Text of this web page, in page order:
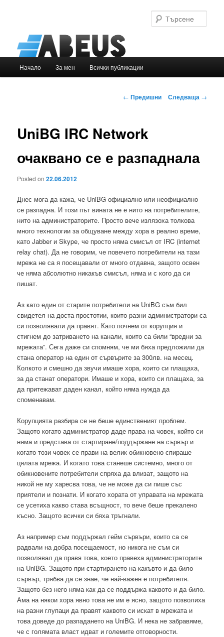
Към
Начало За мен Всички публикации
Навигация
← Предишни Следваща →
UniBG IRC Network
очаквано се е разпаднала
Posted on22.06.2012
Днес мога да кажа, че UniBG официално или неофициално
се разпадна. И този път вината не е нито на потребителите,
нито на администраторите. Просто вече излязоха толкова
много технологии за общуване между хора в реално време,
като Jabber и Skype, че просто няма смисъл от IRC (internet
relay chat). Да не говорим, че повечето потребители на тази
мрежа не са я посещавали от много отдавна, защото освен
че няма абсолютно никакъв смисъл, няма и с кого да си
пишат.
Аз като един от старите потребители на UniBG съм бил
свидетел на доста простотии, които разни администратори са
си позволявали да правят. Като почнем от корупция и
стигнем до затриването на канали, които са били “вредни за
мрежата”. Сега даже си спомням, че ми бяха предложили да
стана оператор на един от сървърите за 300лв. на месец.
Колкото и смешно да звучи имаше хора, които си плащаха,
за да станат оператори. Имаше и хора, които си плащаха, за
да притежават даден канал, който няма нужда да
споменавам.
Корупцията разбира се не беше единственият проблем.
Защото когато администратор даде права на човек, който си
няма и представа от стартиране/поддържане на сървър и
когато този човек се прави на велик обикновено спираше
цялата мрежа. И когато това станеше системно, много от
обикновените потребители спряха да влизат, защото на
никой не му харесва това, че не може да си пише със
приятели и познати. И когато хората от управата на мрежата
се усетиха какво става всъщност, то вече беше прекалено
късно. Защото всички си бяха тръгнали.
Аз например съм поддържал гейм сървъри, които са се
радвали на добра посещаемост, но никога не съм си
позволявал да правя това, което правеха администраторите
на UniBG. Защото при стартирането на какъвто и да било
сървър, трябва да се знае, че най-важен е потребителя.
Защото без него няма как да се поддържа каквото и да било.
Ама на някои хора явно това не им е ясно, защото позволиха
на разни глупаци да правят каквото си искат в мрежата и
това доведе до разпадането на UniBG. И нека не забравяме,
че с голямата власт идват и големите отговорности.